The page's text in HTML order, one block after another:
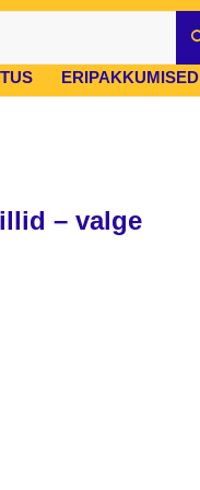
ERIPAKKUMISED
– valge